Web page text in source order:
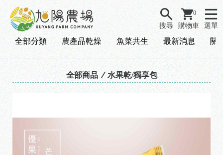
0
購物車
搜尋 選單
全部分類 農產品乾燥 魚菜共生 最新消息 關
全部商品 水果乾/獨享包